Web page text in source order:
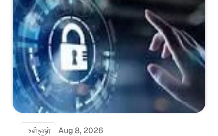
உள்ளூர் Aug 8, 2026